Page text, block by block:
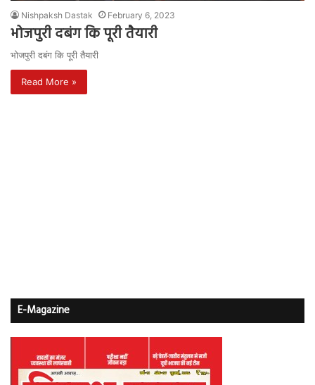
Nishpaksh Dastak February 6, 2023
भोजपुरी दबंग कि पूरी तैयारी
भोजपुरी दबंग कि पूरी तैयारी
Read More »
E-Magazine